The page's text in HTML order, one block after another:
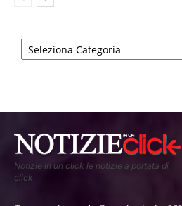
Categorie
Notizie in un click le notizie a portata di
click